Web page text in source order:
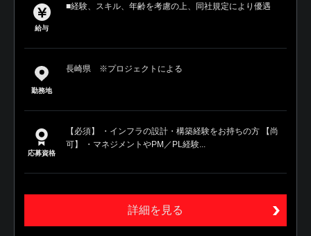
給与
■経験、スキル、年齢を考慮の上、同社規定により優遇
勤務地
長崎県 ※プロジェクトによる
応募資格
【必須】 ・インフラの設計・構築経験をお持ちの方 【尚
可】 ・マネジメントやPM／PL経験...
詳細を見る